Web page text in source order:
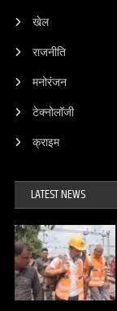
खेल
राजनीति
मनोरंजन
टेक्नोलॉजी
क्राइम
LATEST NEWS